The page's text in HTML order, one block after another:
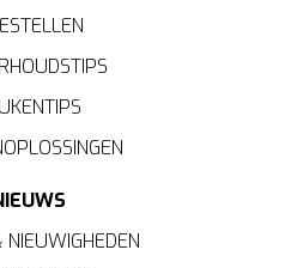
NIEUWIGHEDEN